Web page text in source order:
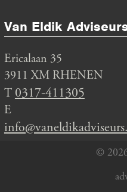
Van Eldik Adviseurs
Ericalaan 35
3911 XM RHENEN
T 0317-411305
E
©